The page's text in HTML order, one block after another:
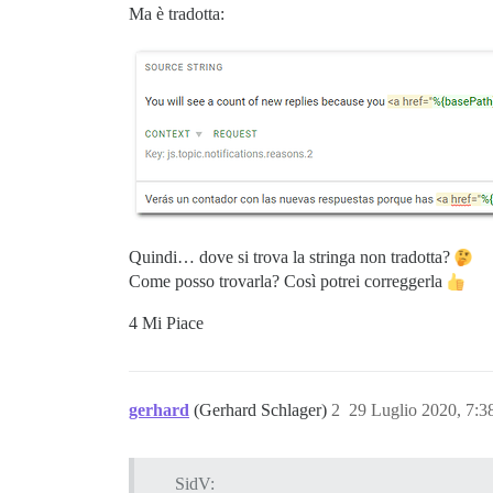
Ma è tradotta:
Quindi… dove si trova la stringa non tradotta?
Come posso trovarla? Così potrei correggerla
4 Mi Piace
gerhard (Gerhard Schlager) 29 Luglio 2020,
2
SidV: